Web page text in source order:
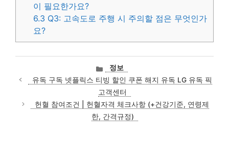
이 필요한가요?
6.3 Q3: 고속도로 주행 시 주의할 점은 무엇인가
요?
카
테
고
리
정보
유독 구독 넷플릭스 티빙 할인 쿠폰 해지 유독 LG 유독 픽
고객센터
헌혈 참여조건 | 헌혈자격 체크사항 (+건강기준, 연령제
한, 간격규정)